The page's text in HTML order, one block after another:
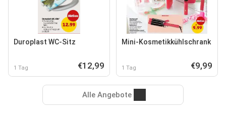
Duroplast WC-Sitz
1 Tag €12,99
Mini-Kosmetikkühlschrank
1 Tag €9,99
Alle Angebote